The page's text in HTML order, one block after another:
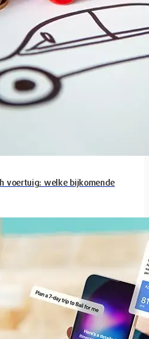
voertuig: welke bijkomende